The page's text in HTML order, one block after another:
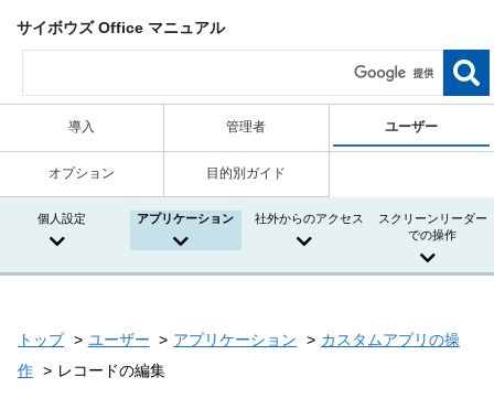
サイボウズ Office マニュアル
導入 管理者 ユーザー
オプション 目的別ガイド
個人設定 アプリケーション 社外からのアクセス
スクリーンリーダー
での操作
トップ ユーザー アプリケーション
カスタムアプリの操
作
レコードの編集